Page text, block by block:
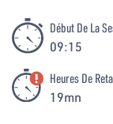
Début De La
09:15
Heures De
19mn